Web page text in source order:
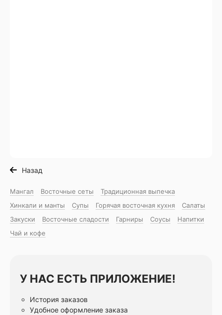
Назад
Мангал Восточные сеты
Традиционная выпечка
Хинкали и манты
Супы Горячая восточная куxня
Салаты
Закуски
Восточные сладости Гарниры Соусы
Напитки
Чай и кофе
У НАС ЕСТЬ ПРИЛОЖЕНИЕ!
История заказов
Удобное оформление заказа